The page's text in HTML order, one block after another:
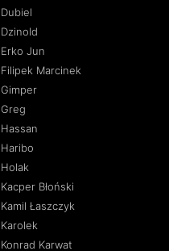
Dubiel
Dzinold
Erko Jun
Filipek Marcinek
Gimper
Greg
Hassan
Haribo
Holak
Kacper Błoński
Kamil Łaszczyk
Karolek
Konrad Karwat